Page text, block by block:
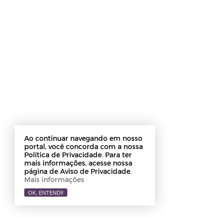
Ao continuar navegando em nosso
portal, você concorda com a nossa
Política de Privacidade. Para ter
mais informações, acesse nossa
página de Aviso de Privacidade.
Mais informações
OK, ENTENDI!